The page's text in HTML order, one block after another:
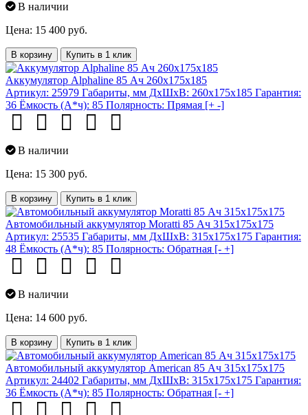
В наличии
Цена: 15 400 руб.
В корзину Купить в 1 клик
Аккумулятор Alphaline 85 Ач 260x175x185
Артикул: 25979 Габариты, мм ДхШхВ: 260x175x185 Гарантия:
36 Ёмкость (А*ч): 85 Полярность: Прямая [+ -]
В наличии
Цена: 15 300 руб.
В корзину Купить в 1 клик
Автомобильный аккумулятор Moratti 85 Ач 315x175x175
Артикул: 25535 Габариты, мм ДхШхВ: 315x175x175 Гарантия:
48 Ёмкость (А*ч): 85 Полярность: Обратная [- +]
В наличии
Цена: 14 600 руб.
В корзину Купить в 1 клик
Автомобильный аккумулятор American 85 Ач 315x175x175
Артикул: 24402 Габариты, мм ДхШхВ: 315x175x175 Гарантия:
36 Ёмкость (А*ч): 85 Полярность: Обратная [- +]